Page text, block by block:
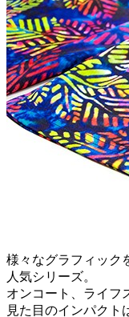
様々なグラフィック
人気シリーズ。
オンコート、ライフ
見た目のインパクト